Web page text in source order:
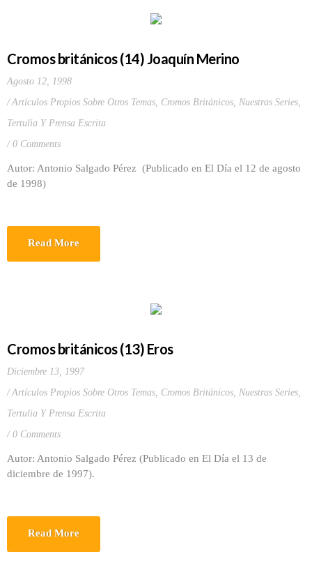
Cromos británicos (14) Joaquín Merino
Agosto 12, 1998
Artículos Propios Sobre Otros Temas, Cromos Británicos, Nuestras Series,
Tertulia Y Prensa Escrita
0 Comments
Autor: Antonio Salgado Pérez (Publicado en El Día el 12 de agosto
de 1998)
Read More
Cromos británicos (13) Eros
Diciembre 13, 1997
Artículos Propios Sobre Otros Temas, Cromos Británicos, Nuestras Series,
Tertulia Y Prensa Escrita
0 Comments
Autor: Antonio Salgado Pérez (Publicado en El Día el 13 de
diciembre de 1997).
Read More